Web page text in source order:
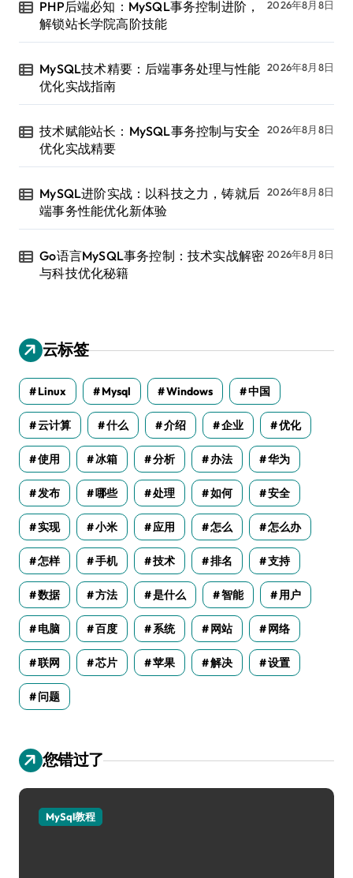
PHP后端必知：MySQL事务控制进阶，
解锁站长学院高阶技能
2026年8月8日
MySQL技术精要：后端事务处理与性能
优化实战指南
2026年8月8日
技术赋能站长：MySQL事务控制与安全
优化实战精要
2026年8月8日
MySQL进阶实战：以科技之力，铸就后
端事务性能优化新体验
2026年8月8日
Go语言MySQL事务控制：技术实战解密
与科技优化秘籍
2026年8月8日
云标签
Linux Mysql Windows 中国
云计算 什么 介绍 企业 优化
使用 冰箱 分析 办法 华为
发布 哪些 处理 如何 安全
实现 小米 应用 怎么 怎么办
怎样 手机 技术 排名 支持
数据 方法 是什么 智能 用户
电脑 百度 系统 网站 网络
联网 芯片 苹果 解决 设置
问题
您错过了
MySql教程